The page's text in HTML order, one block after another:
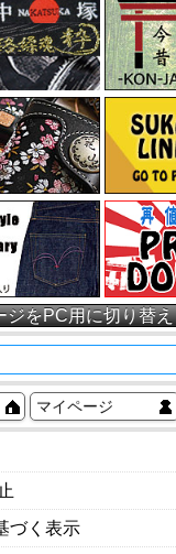
ジをPC用に切り替え
マイページ
づく表示